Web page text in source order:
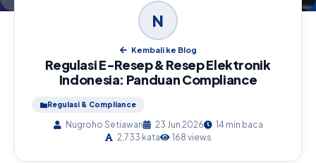
N
Kembali ke Blog
Regulasi E-Resep & Resep Elektronik
Indonesia: Panduan Compliance
Regulasi & Compliance
Nugroho Setiawan 23 Jun 2026
14 min baca
2,733 kata
168 views